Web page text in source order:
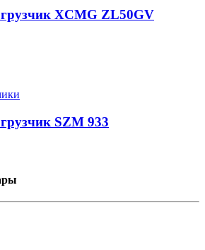
XCMG ZL50GV
SZM 933